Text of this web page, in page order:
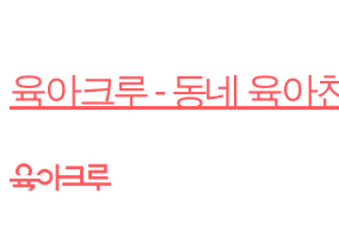
육아크루 - 동네 육아